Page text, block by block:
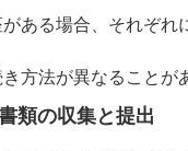
ある場合、それぞれ
方法が異なることが
類の収集と提出